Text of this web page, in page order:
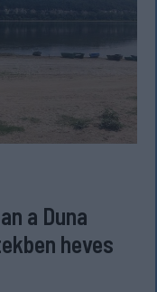
a Duna
heves